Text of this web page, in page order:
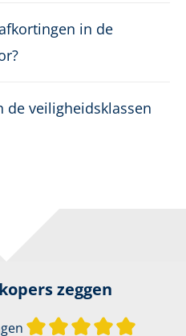
in de
de veiligheidsklassen
zeggen